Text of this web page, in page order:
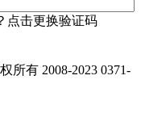
所有 2008-2023 0371-